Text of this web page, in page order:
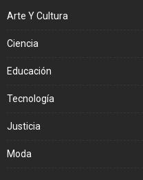
Arte Y Cultura
Ciencia
Educación
Tecnología
Justicia
Moda